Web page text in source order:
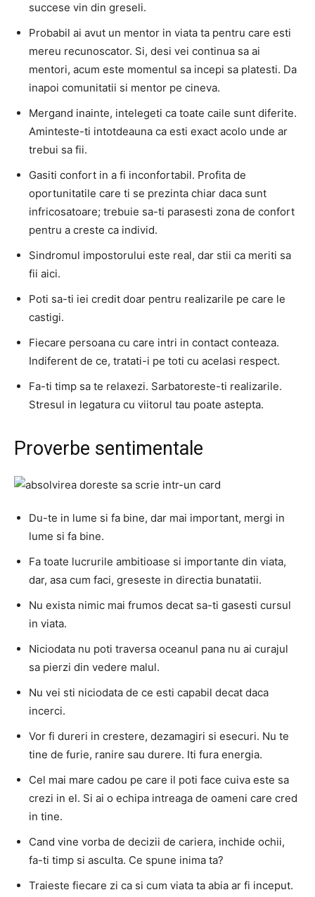
succese vin din greseli.
Probabil ai avut un mentor in viata ta pentru care esti
mereu recunoscator. Si, desi vei continua sa ai
mentori, acum este momentul sa incepi sa platesti. Da
inapoi comunitatii si mentor pe cineva.
Mergand inainte, intelegeti ca toate caile sunt diferite.
Aminteste-ti intotdeauna ca esti exact acolo unde ar
trebui sa fii.
Gasiti confort in a fi inconfortabil. Profita de
oportunitatile care ti se prezinta chiar daca sunt
infricosatoare; trebuie sa-ti parasesti zona de confort
pentru a creste ca individ.
Sindromul impostorului este real, dar stii ca meriti sa
fii aici.
Poti sa-ti iei credit doar pentru realizarile pe care le
castigi.
Fiecare persoana cu care intri in contact conteaza.
Indiferent de ce, tratati-i pe toti cu acelasi respect.
Fa-ti timp sa te relaxezi. Sarbatoreste-ti realizarile.
Stresul in legatura cu viitorul tau poate astepta.
Proverbe sentimentale
Du-te in lume si fa bine, dar mai important, mergi in
lume si fa bine.
Fa toate lucrurile ambitioase si importante din viata,
dar, asa cum faci, greseste in directia bunatatii.
Nu exista nimic mai frumos decat sa-ti gasesti cursul
in viata.
Niciodata nu poti traversa oceanul pana nu ai curajul
sa pierzi din vedere malul.
Nu vei sti niciodata de ce esti capabil decat daca
incerci.
Vor fi dureri in crestere, dezamagiri si esecuri. Nu te
tine de furie, ranire sau durere. Iti fura energia.
Cel mai mare cadou pe care il poti face cuiva este sa
crezi in el. Si ai o echipa intreaga de oameni care cred
in tine.
Cand vine vorba de decizii de cariera, inchide ochii,
fa-ti timp si asculta. Ce spune inima ta?
Traieste fiecare zi ca si cum viata ta abia ar fi inceput.